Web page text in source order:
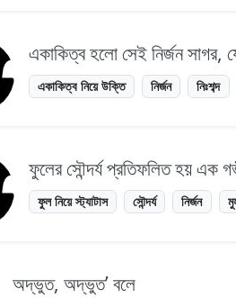
একাকিত্ব হলো সেই নির্জন সাগর,
একাকিত্ব নিয়ে উক্তি নির্জন নিঃশব্দ
ফুলের সৌন্দর্য প্রতিফলিত হয় এক
ফুল নিয়ে স্ট্যাটাস সৌন্দর্য নির্জন
অদ্ভুত, অদ্ভুত’ বলে